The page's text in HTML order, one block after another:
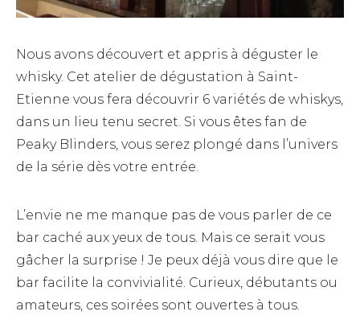
Nous avons découvert et appris à déguster le
whisky. Cet atelier de dégustation à Saint-
Etienne vous fera découvrir 6 variétés de whiskys,
dans un lieu tenu secret. Si vous êtes fan de
Peaky Blinders, vous serez plongé dans l’univers
de la série dès votre entrée.
L’envie ne me manque pas de vous parler de ce
bar caché aux yeux de tous. Mais ce serait vous
gâcher la surprise ! Je peux déjà vous dire que le
bar facilite la convivialité. Curieux, débutants ou
amateurs, ces soirées sont ouvertes à tous.